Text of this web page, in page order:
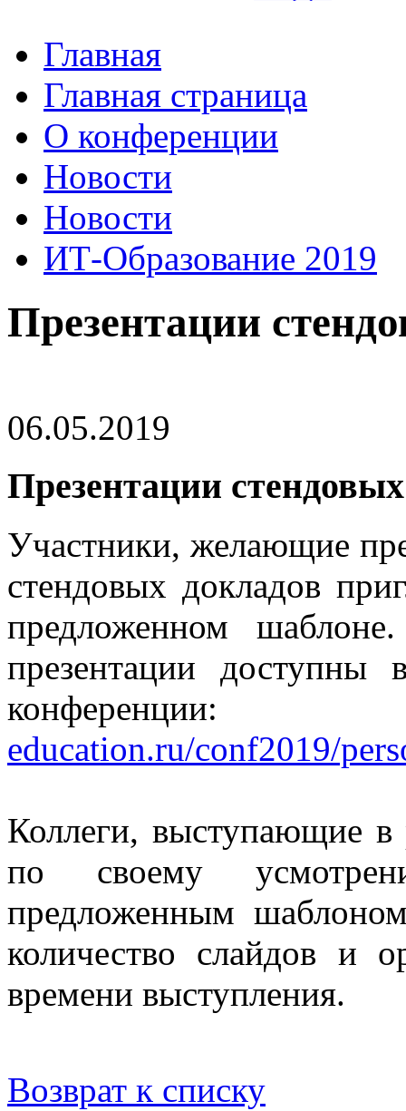
Главная
Главная страница
О конференции
Новости
Новости
ИТ-Образование 2019
Презентации
06.05.2019
Презентации
Участники, желающие
стендовых докладов
предложенном
презентации доступны
education.ru/conf2019/
Коллеги, выступающие в
по своему
предложенным
количество слайдов и
времени выступления.
Возврат к списку